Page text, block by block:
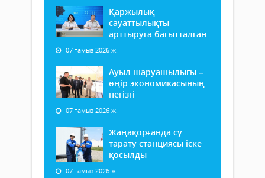
Қаржылық
сауаттылықты
арттыруға бағытталған
07 тамыз 2026 ж.
Ауыл шаруашылығы –
өңір экономикасының
негізгі
07 тамыз 2026 ж.
Жаңақорғанда су
тарату станциясы іске
қосылды
07 тамыз 2026 ж.